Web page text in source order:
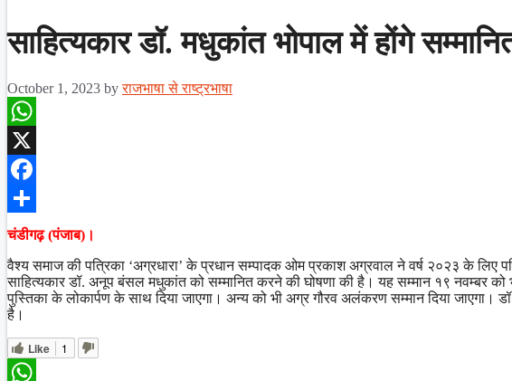
साहित्यकार डॉ. मधुकांत भोपाल में होंगे
October 1, 2023 byराजभाषा से राष्ट्रभाषा
WhatsApp
X
Facebook
Share
चंडीगढ़ (पंजाब)।
वैश्य समाज की पत्रिका ‘अग्रधारा’ के प्रधान सम्पादक ओम प्रकाश अग्रवाल ने वर्ष २०२३ के लिए
साहित्यकार डॉ. अनूप बंसल मधुकांत को सम्मानित करने की घोषणा की है। यह सम्मान १९ नवम्बर
पुस्तिका के लोकार्पण के साथ दिया जाएगा। अन्य को भी अग्र गौरव अलंकरण सम्मान दिया जाएगा।
है।
Like 1